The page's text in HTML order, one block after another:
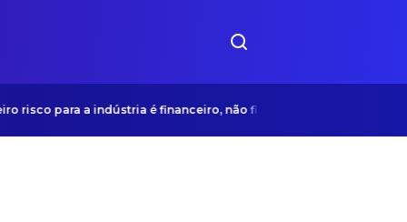
para a indústria é financeiro, não fiscal